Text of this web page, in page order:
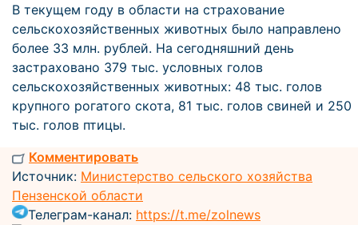
В текущем году в области на страхование
сельскохозяйственных животных было направлено
более 33 млн. рублей. На сегодняшний день
застраховано 379 тыс. условных голов
сельскохозяйственных животных: 48 тыс. голов
крупного рогатого скота, 81 тыс. голов свиней и 250
тыс. голов птицы.
Комментировать
Источник: Министерство сельского хозяйства
Пензенской области
Телеграм-канал: https://t.me/zolnews